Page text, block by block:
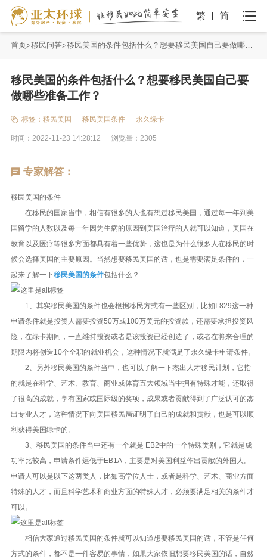
繁 简
首页 移民问答 移民美国的条件包括什么？想要移民美国自己要做哪些准备工作？
移民美国的条件包括什么？想要移民美国自己要
做哪些准备工作？
标签： 移民美国 移民美国条件 永久绿卡
时间：2022-11-23 14:28:12 浏览量：2305
专家解答：
移民美国的条件
在移民的国家当中，相信有很多的人也有想过移民美国，通过每一年到美
国留学的人数以及每一年因为生病的原因到美国治疗的人就可以知道，美国在
教育以及医疗等很多方面都具有着一些优势，这也是为什么很多人在移民的时
候会选择美国的主要原因。当然想要移民美国的话，也是需要满足条件的，一
起来了解一下移民美国的条件包括什么？
1、其实移民美国的条件也会根据移民方式有一些区别，比如I-829这一种
申请条件就是投资人需要投资50万或100万美元的投资款，还需要承担投资风
险，在绿卡期间，一直维持投资或者是该投资已经创造了，或者在将来合理的
期限内将创造10个全职的就业机会，这种情况下就满足了永久绿卡申请条件。
2、另外移民美国的条件当中，也可以了解一下杰出人才移民计划，它指
的就是在科学、艺术、教育、商业或体育五大领域当中拥有特殊才能，还取得
了很高的成就，享有国家或国际级的奖项，成果或者贡献得到了广泛认可的杰
出专业人才，这种情况下向美国移民局证明了自己的成就和贡献，也是可以顺
利获得美国绿卡的。
3、移民美国的条件当中还有一个就是 EB2中的一个特殊类别，它就是成
功率比较高，申请条件远低于EB1A，主要是对美国利益作出贡献的外国人。
申请人可以是以下这两类人，比如高学位人士，或者是科学、艺术、商业方面
特殊的人才，而且科学艺术和商业方面的特殊人才，必须要满足相关的条件才
可以。
相信大家通过移民美国的条件就可以知道想要移民美国的话，不管是任何
方式的条件，都不是一件容易的事情，如果大家依旧想要移民美国的话，自然